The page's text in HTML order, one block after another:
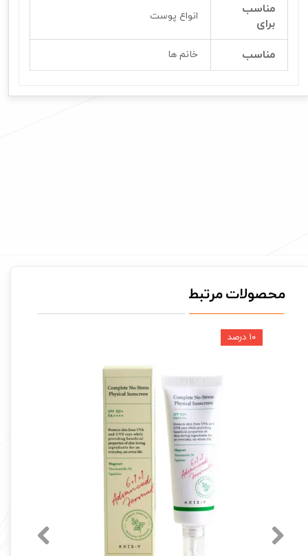
مناسب
برای
انواع پوست
مناسب خانم ها
محصولات مرتبط
۱۰ درصد